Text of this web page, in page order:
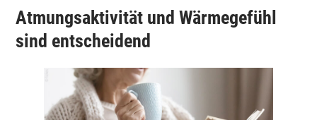
Atmungsaktivität und Wärmegefühl
sind entscheidend